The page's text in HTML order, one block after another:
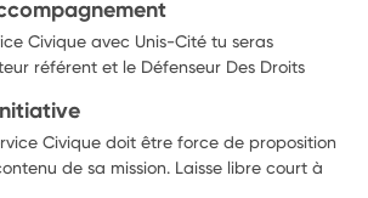
Civique avec Unis-Cité tu seras
référent et le Défenseur Des Droits
Civique doit être force de proposition
de sa mission. Laisse libre court à